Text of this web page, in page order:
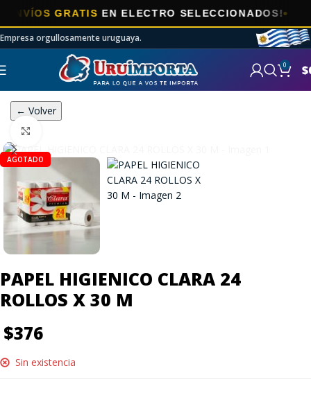
GRATISEN ELECTRO SELECCIONADOS!
Empresa orgullosamente uruguaya.
0 $
← Volver
AGOTADO
PAPEL HIGIENICO CLARA 24
ROLLOS X 30 M
$376
Sin existencia